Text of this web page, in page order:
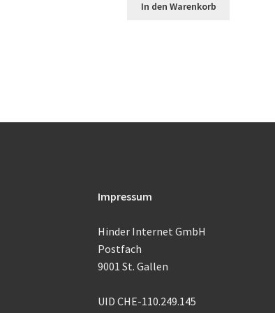
In den Warenkorb
Impressum
Hinder Internet GmbH
Postfach
9001 St. Gallen
UID CHE-110.249.145